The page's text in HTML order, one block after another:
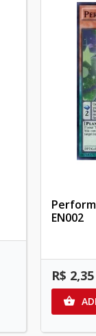
EN002
R$ 2,35
